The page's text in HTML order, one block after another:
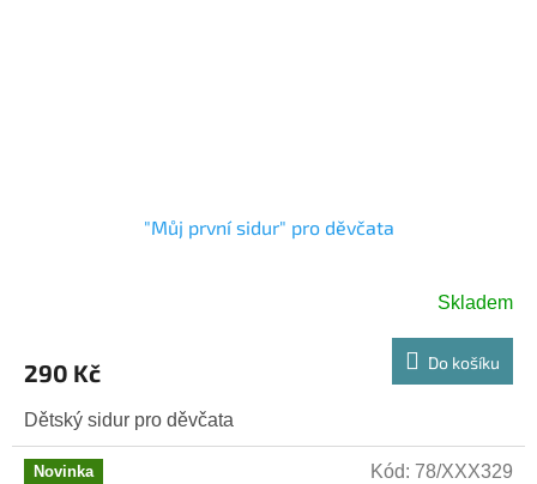
"Můj první sidur" pro děvčata
Skladem
290 Kč Do košíku
Dětský sidur pro děvčata
Novinka
Kód: 78/XXX329